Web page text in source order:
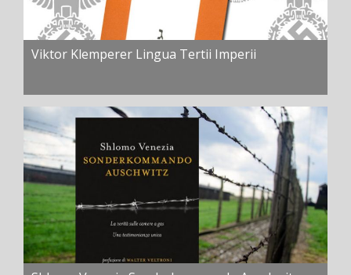
Viktor Klemperer Lingua Tertii Imperii